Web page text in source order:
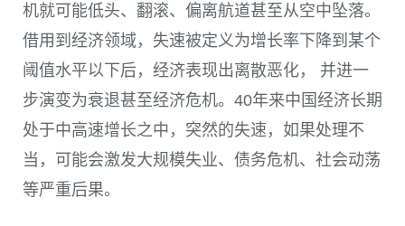
机就可能低头、翻滚、偏离航道甚至从空中坠落。
借用到经济领域，失速被定义为增长率下降到某个
阈值水平以下后，经济表现出离散恶化， 并进一
步演变为衰退甚至经济危机。 40年来中国经济长期
处于中高速增长之中，突然的失速，如果处理不
当，可能会激发大规模失业、债务危机、社会动荡
等严重后果。